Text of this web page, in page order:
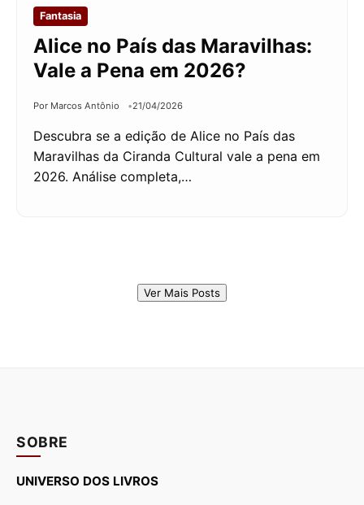
Fantasia
Alice no País das Maravilhas:
Vale a Pena em 2026?
Por Marcos Antônio 21/04/2026
Descubra se a edição de Alice no País das
Maravilhas da Ciranda Cultural vale a pena em
2026. Análise completa,…
Ver Mais Posts
SOBRE
UNIVERSO DOS LIVROS